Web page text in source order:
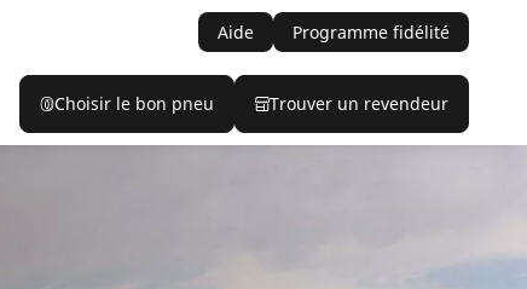
Aide Programme fidélité
Choisir le bon pneu Trouver un revendeur